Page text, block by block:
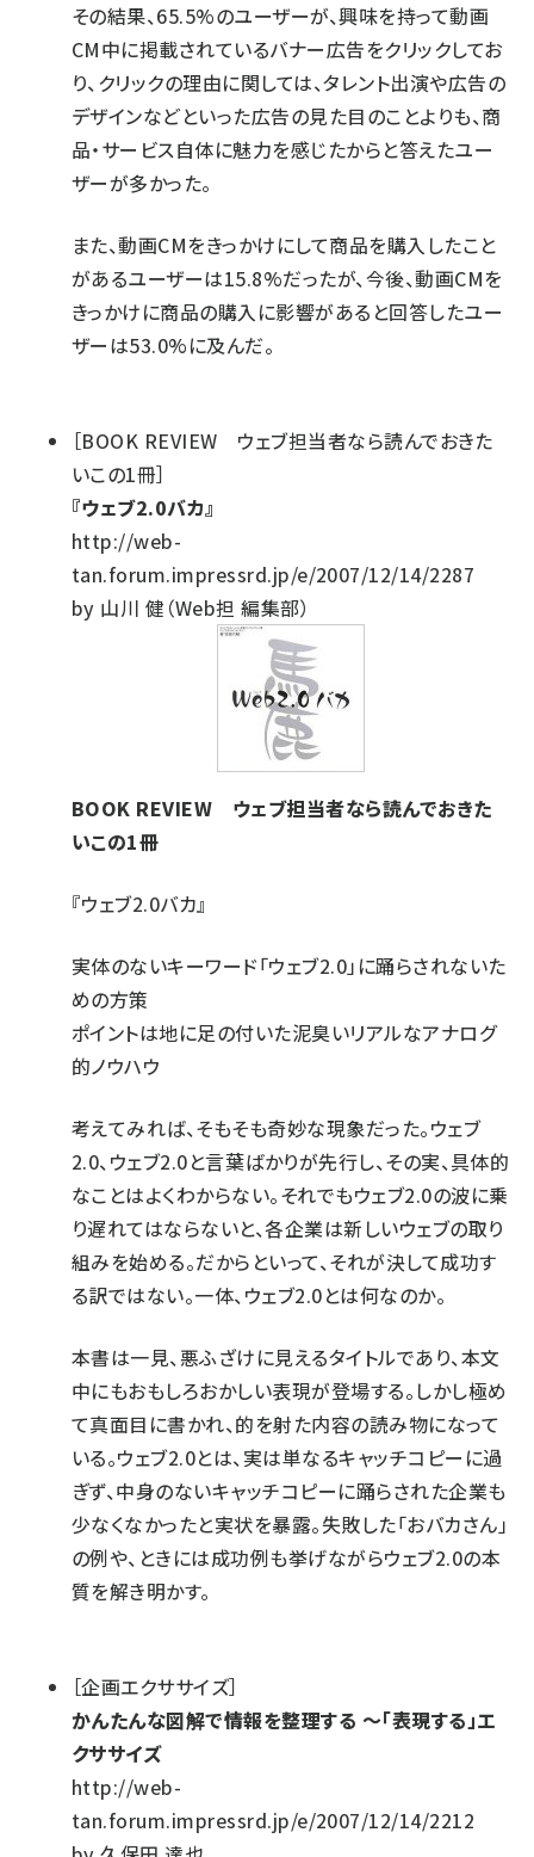
その結果、65.5%のユーザーが、興味を持って動画
CM中に掲載されているバナー広告をクリックしてお
り、クリックの理由に関しては、タレント出演や広告の
デザインなどといった広告の見た目のことよりも、商
品・サービス自体に魅力を感じたからと答えたユー
ザーが多かった。
また、動画CMをきっかけにして商品を購入したこと
があるユーザーは15.8%だったが、今後、動画CMを
きっかけに商品の購入に影響があると回答したユー
ザーは53.0%に及んだ。
［BOOK REVIEW ウェブ担当者なら読んでおきた
いこの1冊］
『ウェブ2.0バカ』
http://web-
tan.forum.impressrd.jp/e/2007/12/14/2287
by 山川 健（Web担 編集部）
BOOK REVIEW ウェブ担当者なら読んでおきた
いこの1冊
『ウェブ2.0バカ』
実体のないキーワード「ウェブ2.0」に踊らされないた
めの方策
ポイントは地に足の付いた泥臭いリアルなアナログ
的ノウハウ
考えてみれば、そもそも奇妙な現象だった。ウェブ
2.0、ウェブ2.0と言葉ばかりが先行し、その実、具体的
なことはよくわからない。それでもウェブ2.0の波に乗
り遅れてはならないと、各企業は新しいウェブの取り
組みを始める。だからといって、それが決して成功す
る訳ではない。一体、ウェブ2.0とは何なのか。
本書は一見、悪ふざけに見えるタイトルであり、本文
中にもおもしろおかしい表現が登場する。しかし極め
て真面目に書かれ、的を射た内容の読み物になって
いる。ウェブ2.0とは、実は単なるキャッチコピーに過
ぎず、中身のないキャッチコピーに踊らされた企業も
少なくなかったと実状を暴露。失敗した「おバカさん」
の例や、ときには成功例も挙げながらウェブ2.0の本
質を解き明かす。
［企画エクササイズ］
かんたんな図解で情報を整理する 〜「表現する」エ
クササイズ
http://web-
tan.forum.impressrd.jp/e/2007/12/14/2212